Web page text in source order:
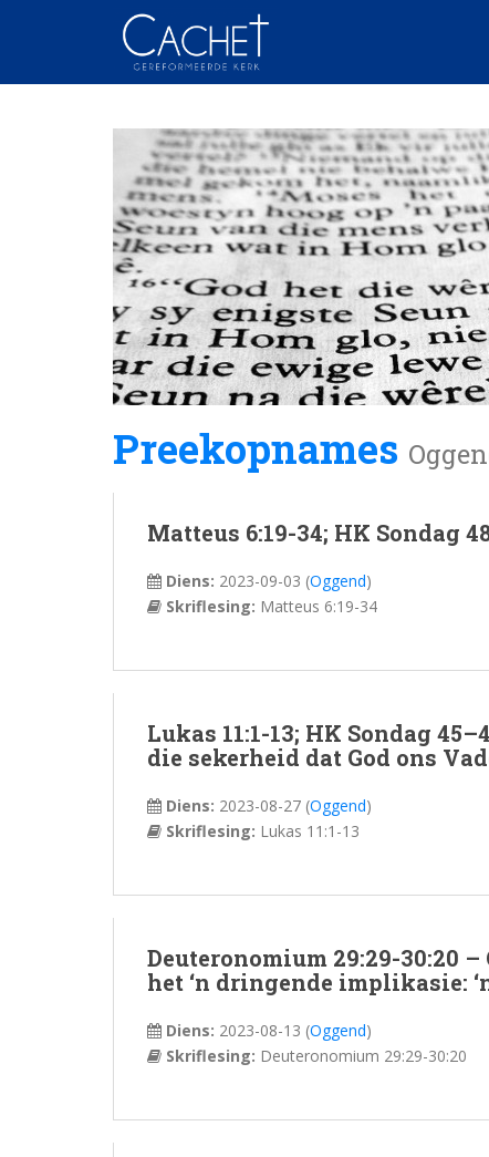
Preekopnames
Matteus 6:19-34; HK Sondag
Diens: 2023-09-03 (Oggend)
Skriflesing: Matteus 6:19-34
Lukas 11:1-13; HK Sondag
die sekerheid dat God ons
Diens: 2023-08-27 (Oggend)
Skriflesing: Lukas 11:1-13
Deuteronomium 29:29-30:20
het ‘n dringende implikasie:
Diens: 2023-08-13 (Oggend)
Skriflesing: Deuteronomium 29:29-30:20